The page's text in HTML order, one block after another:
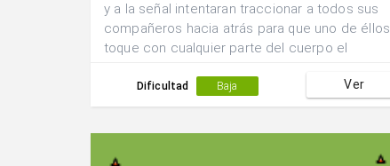
y a la señal intentaran traccionar a todos sus
compañeros hacia atrás para que uno de éllos
toque con cualquier parte del cuerpo el
eliminado.
Dificultad Baja Ver